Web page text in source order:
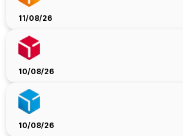
11/08/26
10/08/26
10/08/26